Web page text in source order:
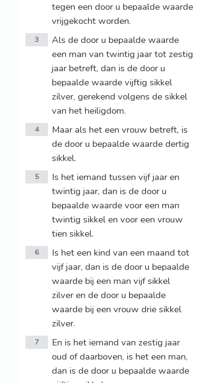
tegen een door u bepaalde waarde
vrijgekocht worden.
3
Als de door u bepaalde waarde
een man van twintig jaar tot zestig
jaar betreft, dan is de door u
bepaalde waarde vijftig sikkel
zilver, gerekend volgens de sikkel
van het heiligdom.
4
Maar als het een vrouw betreft, is
de door u bepaalde waarde dertig
sikkel.
5
Is het iemand tussen vijf jaar en
twintig jaar, dan is de door u
bepaalde waarde voor een man
twintig sikkel en voor een vrouw
tien sikkel.
6
Is het een kind van een maand tot
vijf jaar, dan is de door u bepaalde
waarde bij een man vijf sikkel
zilver en de door u bepaalde
waarde bij een vrouw drie sikkel
zilver.
7
En is het iemand van zestig jaar
oud of daarboven, is het een man,
dan is de door u bepaalde waarde